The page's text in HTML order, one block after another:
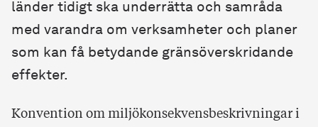
länder tidigt ska underrätta och samråda
med varandra om verksamheter och planer
som kan få betydande gränsöverskridande
effekter.
Konvention om miljökonsekvensbeskrivningar i